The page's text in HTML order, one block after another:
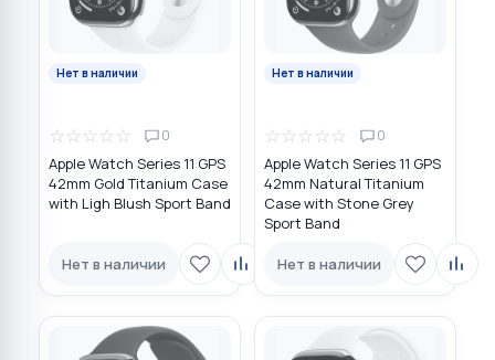
Нет в наличии
☆☆☆☆☆ 0
Apple Watch Series 11 GPS
42mm Gold Titanium Case
with Ligh Blush Sport Band
Нет в наличии
Нет в наличии
☆☆☆☆☆ 0
Apple Watch Series 11 GPS
42mm Natural Titanium
Case with Stone Grey
Sport Band
Нет в наличии